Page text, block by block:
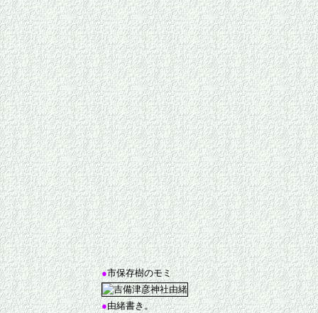
●市保存樹のモミ
●由緒書き。